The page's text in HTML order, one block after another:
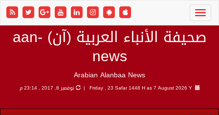
صحيفة الأنباء العربية (آن) aan-
news
Arabian Alanbaa News
Friday , 23 Safar 1448 H as7 August 2026 Y | نوفمبر 8, 2017 , 23:14 م